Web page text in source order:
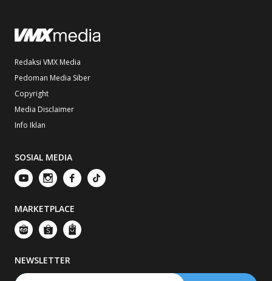
Redaksi VMX Media
Pedoman Media Siber
Copyright
Media Disclaimer
Info Iklan
SOSIAL MEDIA
MARKETPLACE
NEWSLETTER